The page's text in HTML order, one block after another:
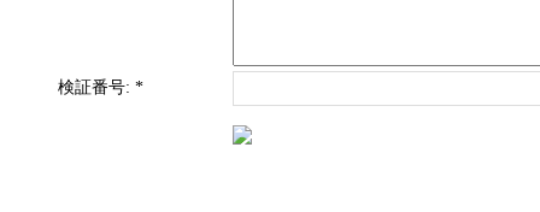
検証番号: *